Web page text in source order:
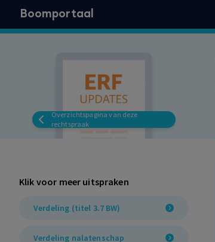
Boomportaal
Overzichtspagina van deze
rechtspraak
Klik voor meer uitspraken
Verdeling (titel 3.7 BW)
Verdeling nalatenschap